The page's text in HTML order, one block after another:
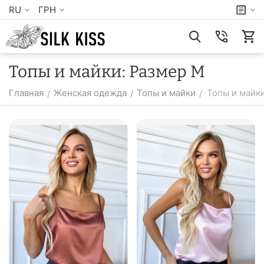
RU ГРН
Топы и майки: Размер M
Главная / Женская одежда / Топы и майки / Топы и